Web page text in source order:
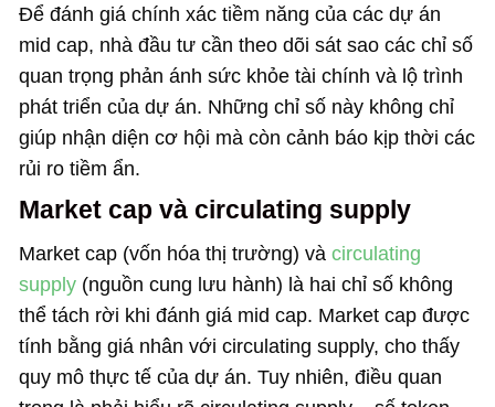
Để đánh giá chính xác tiềm năng của các dự án
mid cap, nhà đầu tư cần theo dõi sát sao các chỉ số
quan trọng phản ánh sức khỏe tài chính và lộ trình
phát triển của dự án. Những chỉ số này không chỉ
giúp nhận diện cơ hội mà còn cảnh báo kịp thời các
rủi ro tiềm ẩn.
Market cap và circulating supply
Market cap (vốn hóa thị trường) và circulating
supply (nguồn cung lưu hành) là hai chỉ số không
thể tách rời khi đánh giá mid cap. Market cap được
tính bằng giá nhân với circulating supply, cho thấy
quy mô thực tế của dự án. Tuy nhiên, điều quan